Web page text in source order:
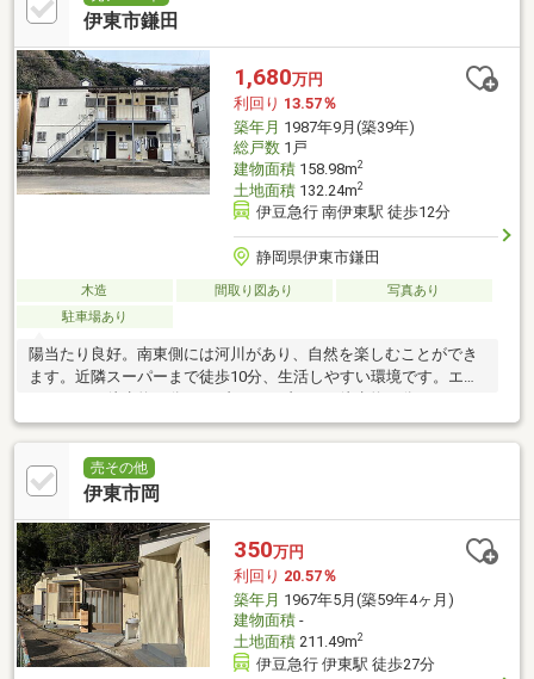
伊東市鎌田
1,680万円
利回り 13.57％
築年月 1987年9月(築39年)
総戸数1戸
建物面積158.98m2
土地面積132.24m2
伊豆急行 南伊東駅 徒歩12分
静岡県伊東市鎌田
木造 間取り図あり
写真あり
駐車場あり
陽当たり良好。南東側には河川があり、自然を楽しむことができ
ます。近隣スーパーまで徒歩10分、生活しやすい環境です。エデ
売その他
伊東市岡
350万円
利回り 20.57％
築年月 1967年5月(築59年4ヶ月)
建物面積-
土地面積211.49m2
伊豆急行 伊東駅 徒歩27分